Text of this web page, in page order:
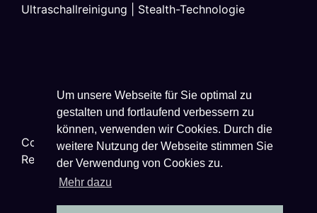
Um unsere Webseite für Sie optimal zu
gestalten und fortlaufend verbessern zu
können, verwenden wir Cookies. Durch die
weitere Nutzung der Webseite stimmen Sie
der Verwendung von Cookies zu.
Mehr dazu
Ultraschallreinigung
Stealth-Technologie
Copyright © 2026Techniklexikon.net - All Rights
Reserved.